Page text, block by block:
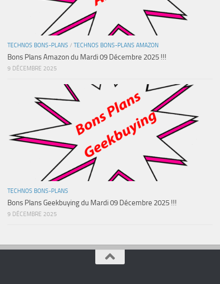
TECHNOS BONS-PLANS / TECHNOS BONS-PLANS AMAZON
Bons Plans Amazon du Mardi 09 Décembre 2025 !!!
9 DÉCEMBRE 2025
TECHNOS BONS-PLANS
Bons Plans Geekbuying du Mardi 09 Décembre 2025 !!!
9 DÉCEMBRE 2025